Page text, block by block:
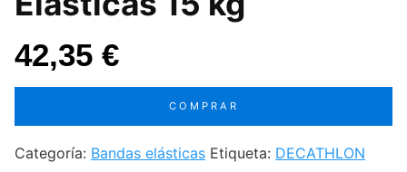
42,35 €
COMPRAR
Categoría: Bandas elásticas Etiqueta: DECATHLON